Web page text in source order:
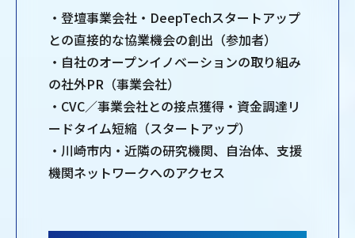
・登壇事業会社・DeepTechスタートアップ
との直接的な協業機会の創出（参加者）
・自社のオープンイノベーションの取り組み
の社外PR（事業会社）
・CVC／事業会社との接点獲得・資金調達リ
ードタイム短縮（スタートアップ）
・川崎市内・近隣の研究機関、自治体、支援
機関ネットワークへのアクセス